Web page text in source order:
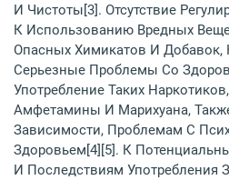
И Чистоты[3]. Отсутствие
К Использованию Вредных
Опасных Химикатов И Добавок,
Серьезные Проблемы Со
Употребление Таких
Амфетамины И Марихуана,
Зависимости, Проблемам С
Здоровьем[4][5]. К
И Последствиям Употребления